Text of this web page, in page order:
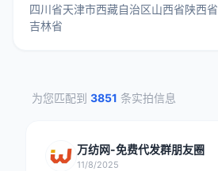
四川省天津市西藏自治区山西省陕西省
吉林省
为您匹配到 3851 条实拍信息
万纺网-免费代发群朋友圈
11/8/2025